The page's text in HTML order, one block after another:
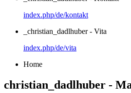
index.php/de/kontakt
_christian_dadlhuber - Vita
index.php/de/vita
Home
christian_dadlhuber -